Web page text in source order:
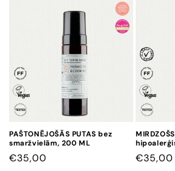
PAŠTONĒJOŠĀS PUTAS bez
smaržvielām, 200 ML
CENA
€35,00 CENA
€35,00